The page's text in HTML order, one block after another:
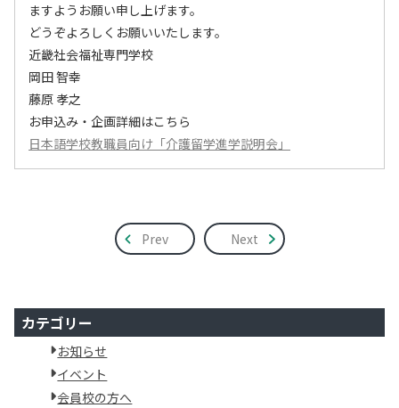
ますようお願い申し上げます。
どうぞよろしくお願いいたします。
近畿社会福祉専門学校
岡田 智幸
藤原 孝之
お申込み・企画詳細はこちら
日本語学校教職員向け「介護留学進学説明会」
Prev Next
カテゴリー
お知らせ
イベント
会員校の方へ